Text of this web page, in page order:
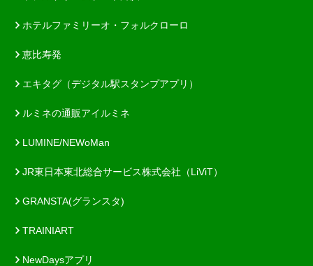
ホテルファミリーオ・フォルクローロ
恵比寿発
エキタグ（デジタル駅スタンプアプリ）
ルミネの通販アイルミネ
LUMINE/NEWoMan
JR東日本東北総合サービス株式会社（LiViT）
GRANSTA(グランスタ)
TRAINIART
NewDaysアプリ